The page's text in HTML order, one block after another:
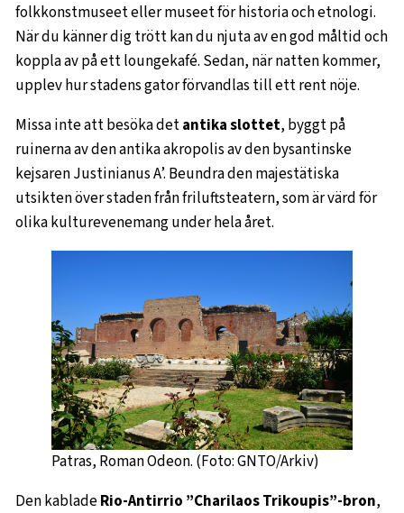
folkkonstmuseet eller museet för historia och etnologi.
När du känner dig trött kan du njuta av en god måltid och
koppla av på ett loungekafé. Sedan, när natten kommer,
upplev hur stadens gator förvandlas till ett rent nöje.
Missa inte att besöka detantika slottet, byggt på
ruinerna av den antika akropolis av den bysantinske
kejsaren Justinianus A’. Beundra den majestätiska
utsikten över staden från friluftsteatern, som är värd för
olika kulturevenemang under hela året.
Patras, Roman Odeon. (Foto: GNTO/Arkiv)
Den kabladeRio-Antirrio ”Charilaos Trikoupis”-bron,